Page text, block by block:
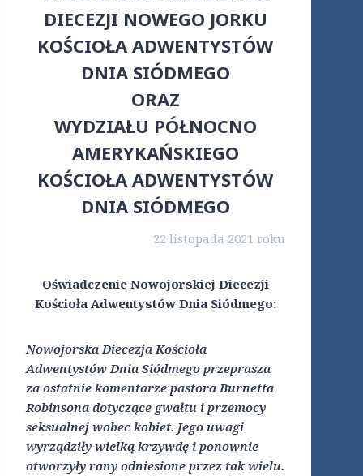
DIECEZJI NOWEGO JORKU
KOŚCIOŁA ADWENTYSTÓW
DNIA SIÓDMEGO
ORAZ
WYDZIAŁU PÓŁNOCNO
AMERYKAŃSKIEGO
KOŚCIOŁA ADWENTYSTÓW
DNIA SIÓDMEGO
22 listopada 2021 roku
Oświadczenie Nowojorskiej Diecezji
Kościoła Adwentystów Dnia Siódmego:
Nowojorska Diecezja Kościoła
Adwentystów Dnia Siódmego przeprasza
za ostatnie komentarze pastora Burnetta
Robinsona dotyczące gwałtu i przemocy
seksualnej wobec kobiet. Jego uwagi
wyrządziły wielką krzywdę i ponownie
otworzyły rany odniesione przez tak wielu.